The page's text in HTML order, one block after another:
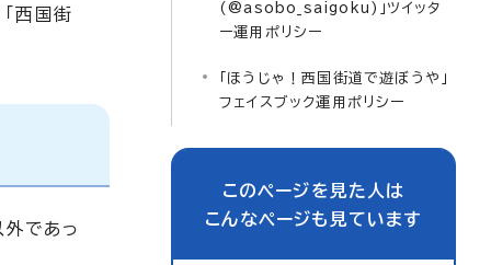
西国街
であっ
(@asobo_saigoku)」ツイッタ
ー運用ポリシー
「ほうじゃ！西国街道で遊ぼうや」
フェイスブック運用ポリシー
このページを見た人は
こんなページも見ています